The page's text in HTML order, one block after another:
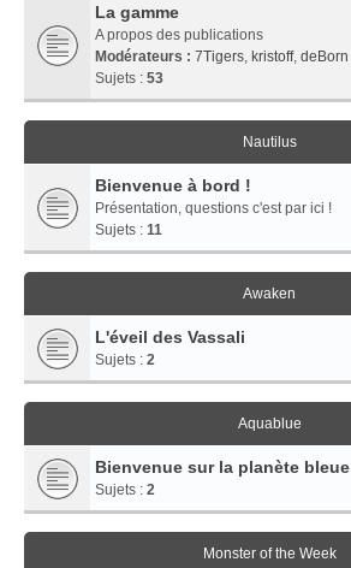
La gamme
A propos des publications
Modérateurs : 7Tigers, kristoff, deBorn
Sujets : 53
Nautilus
Bienvenue à bord !
Présentation, questions c'est par ici !
Sujets : 11
Awaken
L'éveil des Vassali
Sujets : 2
Aquablue
Bienvenue sur la planète bleue
Sujets : 2
Monster of the Week